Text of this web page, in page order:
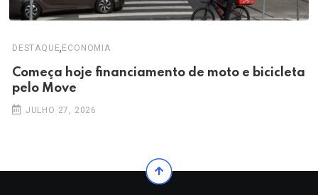
DESTAQUE, ECONOMIA
Começa hoje financiamento de moto e bicicleta
pelo Move
JULHO 27, 2026